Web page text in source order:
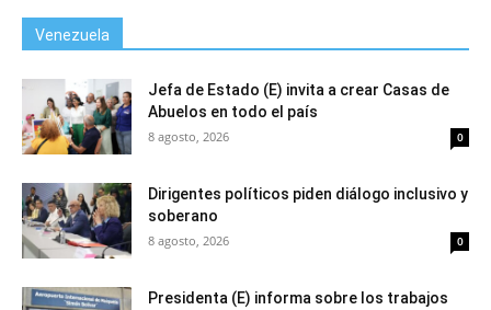
Venezuela
Jefa de Estado (E) invita a crear Casas de
Abuelos en todo el país
8 agosto, 2026 0
Dirigentes políticos piden diálogo inclusivo y
soberano
8 agosto, 2026 0
Presidenta (E) informa sobre los trabajos